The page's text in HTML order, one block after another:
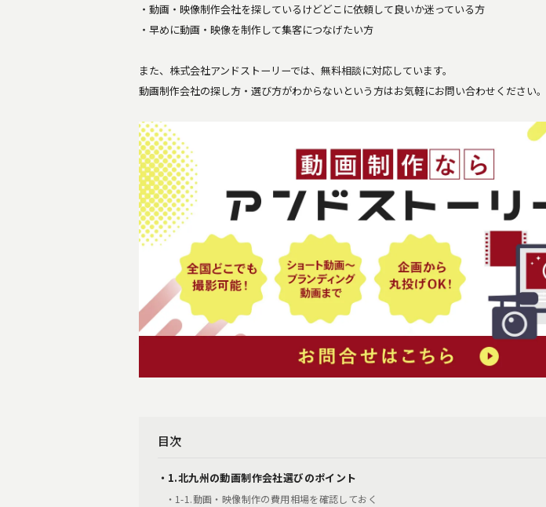
・動画・映像制作会社を探しているけどどこに依頼して良いか迷っている方
・早めに動画・映像を制作して集客につなげたい方
また、株式会社アンドストーリーでは、無料相談に対応しています。
動画制作会社の探し方・選び方がわからないという方はお気軽にお問い合わせください。
目次
・1.北九州の動画制作会社選びのポイント
・1-1.動画・映像制作の費用相場を確認しておく